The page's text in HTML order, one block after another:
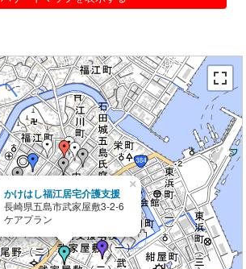
かけはし福江居宅介護支援
長崎県五島市武家屋敷3-2-6
ケアプラン
×